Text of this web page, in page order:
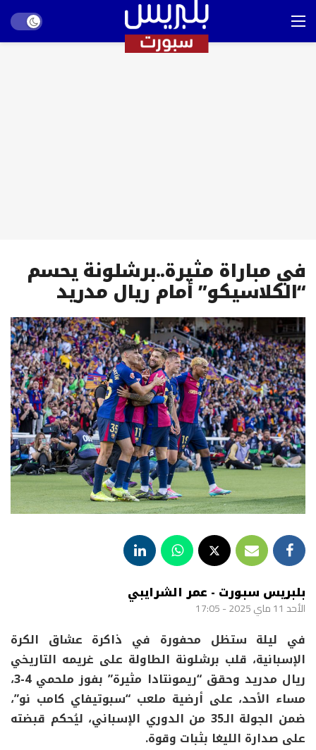
mode
في مباراة مثيرة..برشلونة يحسم
“الكلاسيكو” أمام ريال مدريد
بلبريس سبورت - عمر الشرايبي
الأحد 11 ماي 2025 - 17:05
في ليلة ستظل محفورة في ذاكرة عشاق الكرة
الإسبانية، قلب برشلونة الطاولة على غريمه التاريخي
ريال مدريد وحقق “ريمونتادا مثيرة” بفوز ملحمي 4-3،
مساء الأحد، على أرضية ملعب “سبوتيفاي كامب نو”،
ضمن الجولة الـ35 من الدوري الإسباني، ليُحكم قبضته
على صدارة الليغا بثبات وقوة.